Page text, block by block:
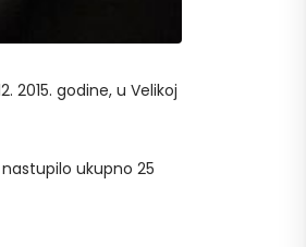
godine, u Velikoj
ukupno 25